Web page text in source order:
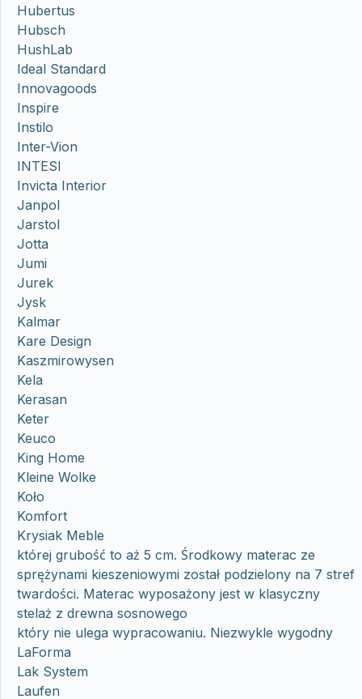
Hubertus
Hubsch
HushLab
Ideal Standard
Innovagoods
Inspire
Instilo
Inter-Vion
INTESI
Invicta Interior
Janpol
Jarstol
Jotta
Jumi
Jurek
Jysk
Kalmar
Kare Design
Kaszmirowysen
Kela
Kerasan
Keter
Keuco
King Home
Kleine Wolke
Koło
Komfort
Krysiak Meble
której grubość to aż 5 cm. Środkowy materac ze
sprężynami kieszeniowymi został podzielony na 7 stref
twardości. Materac wyposażony jest w klasyczny
stelaż z drewna sosnowego
który nie ulega wypracowaniu. Niezwykle wygodny
LaForma
Lak System
Laufen